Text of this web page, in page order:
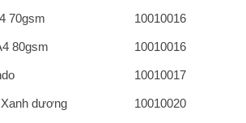
70gsm 10010016
80gsm 10010016
10010017
dương 10010020